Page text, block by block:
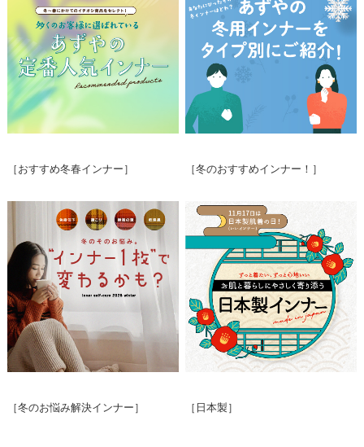
［おすすめ冬春インナー］ ［冬のおすすめインナー！］
［冬のお悩み解決インナー］ ［日本製］